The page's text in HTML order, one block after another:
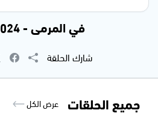
في المرمى - 16.10.2024
شارك الحلقة
جميع الحلقات عرض الكل